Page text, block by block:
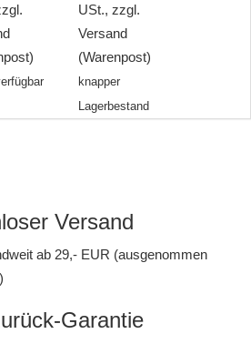
USt., zzgl.
Versand
(Warenpost)
knapper
Lagerbestand
Versand
ab 29,- EUR (ausgenommen
Garantie